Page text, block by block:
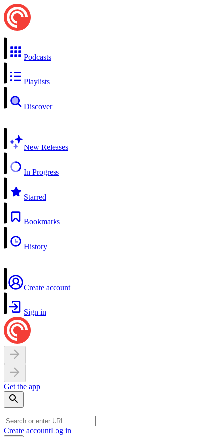
Podcasts
Playlists
Discover
New Releases
In Progress
Starred
Bookmarks
History
Create account
Sign in
Get the app
Create accountLog in